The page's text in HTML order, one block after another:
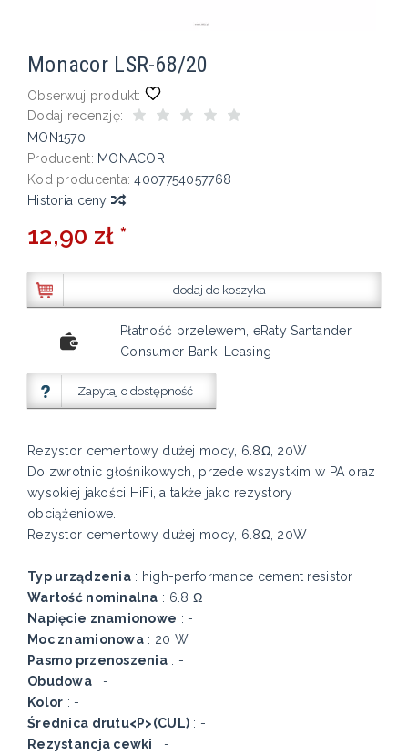
Monacor LSR-68/20
Obserwuj produkt:
Dodaj recenzję:
MON1570
Producent: MONACOR
Kod producenta: 4007754057768
Historia ceny
12,90 zł *
dodaj do koszyka
Płatność przelewem, eRaty Santander
Consumer Bank, Leasing
Zapytaj o dostępność
Rezystor cementowy dużej mocy, 6.8Ω, 20W
Do zwrotnic głośnikowych, przede wszystkim w PA oraz
wysokiej jakości HiFi, a także jako rezystory
obciążeniowe.
Rezystor cementowy dużej mocy, 6.8Ω, 20W
Typ urządzenia: high-performance cement resistor
Wartość nominalna : 6.8 Ω
Napięcie znamionowe : -
Moc znamionowa: 20 W
Pasmo przenoszenia : -
Obudowa: -
Kolor : -
Średnica drutu<P>(CUL) : -
Rezystancja cewki : -